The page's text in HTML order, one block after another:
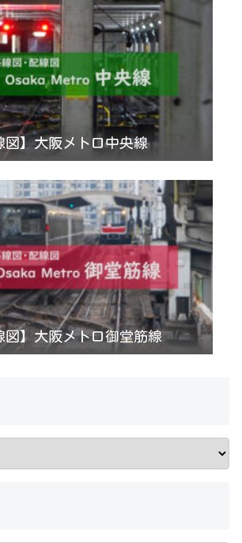
】大阪メトロ中央線
】大阪メトロ御堂筋線